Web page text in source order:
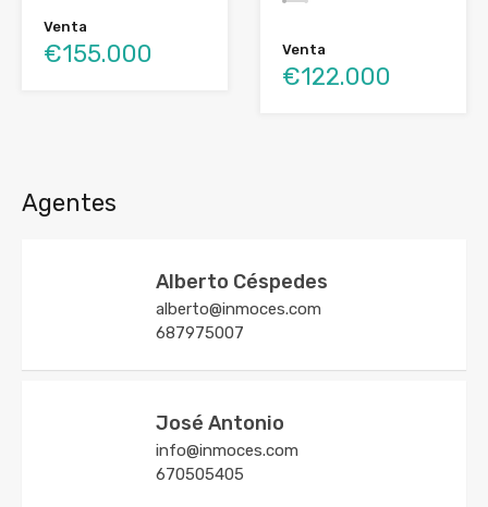
Venta
€155.000 Venta
€122.000
Agentes
Alberto Céspedes
alberto@inmoces.com
687975007
José Antonio
info@inmoces.com
670505405